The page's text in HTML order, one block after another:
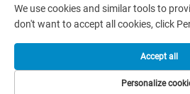
Copyright © 2025 af Zhejiang
Privatlivspolitik
We use cookies and similar tools to
don't want to accept all cookies, click
Personalize
Accept all